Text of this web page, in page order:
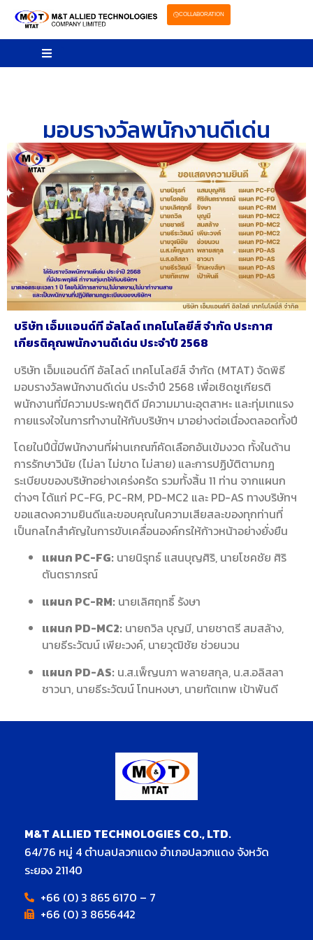
COLLABORATION
มอบรางวัลพนักงานดีเด่น
บริษัท เอ็มแอนด์ที อัลไลด์ เทคโนโลยีส์ จำกัด ประกาศ
เกียรติคุณพนักงานดีเด่น ประจำปี 2568
บริษัท เอ็มแอนด์ที อัลไลด์ เทคโนโลยีส์ จำกัด (MTAT) จัดพิธี
มอบรางวัลพนักงานดีเด่น ประจำปี 2568 เพื่อเชิดชูเกียรติ
พนักงานที่มีความประพฤติดี มีความมานะอุตสาหะ และทุ่มเทแรง
กายแรงใจในการทำงานให้กับบริษัทฯ มาอย่างต่อเนื่องตลอดทั้งปี
โดยในปีนี้มีพนักงานที่ผ่านเกณฑ์คัดเลือกอันเข้มงวด ทั้งในด้าน
การรักษาวินัย (ไม่ลา ไม่ขาด ไม่สาย) และการปฏิบัติตามกฎ
ระเบียบของบริษัทอย่างเคร่งครัด รวมทั้งสิ้น 11 ท่าน จากแผนก
ต่างๆ ได้แก่ PC-FG, PC-RM, PD-MC2 และ PD-AS ทางบริษัทฯ
ขอแสดงความยินดีและขอบคุณในความเสียสละของทุกท่านที่
เป็นกลไกสำคัญในการขับเคลื่อนองค์กรให้ก้าวหน้าอย่างยั่งยืน
แผนก PC-FG: นายนิรุทธ์ แสนบุญศิริ, นายโชคชัย ศิริ
ตันตราภรณ์
แผนก PC-RM: นายเลิศฤทธิ์ รังษา
แผนก PD-MC2: นายถวิล บุญมี, นายชาตรี สมสล้าง,
นายธีระวัฒน์ เพียะวงค์, นายวุฒิชัย ช่วยนวน
แผนก PD-AS: น.ส.เพ็ญนภา พลายสกุล, น.ส.อลิสลา
ชาวนา, นายธีระวัฒน์ โทนหงษา, นายทัตเทพ เป้าพันดี
M&T ALLIED TECHNOLOGIES CO., LTD.
64/76 หมู่ 4 ตำบลปลวกแดง อำเภอปลวกแดง จังหวัด
ระยอง 21140
+66 (0) 3 865 6170 – 7
+66 (0) 3 8656442